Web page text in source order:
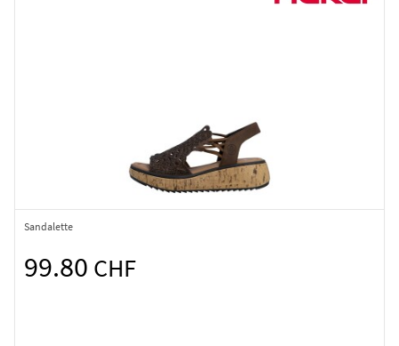
Sandalette
99.80 CHF